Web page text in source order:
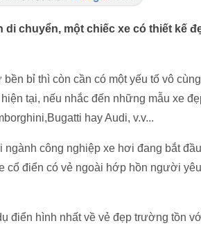
chuyển, một chiếc xe có thiết kế
bỉ thì còn cần có một yếu tố vô
tại, nếu nhắc đến những mẫu xe
hay Audi, v.v...
công nghiệp xe hơi đang bắt
cổ điển có vẻ ngoài hớp hồn người
điển hình nhất về vẻ đẹp trường tồn